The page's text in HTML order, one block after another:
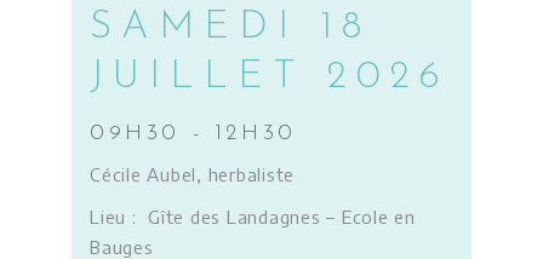
SAMEDI 18
JUILLET 2026
09H30 - 12H30
Cécile Aubel, herbaliste
Lieu : Gîte des Landagnes – Ecole en
Bauges